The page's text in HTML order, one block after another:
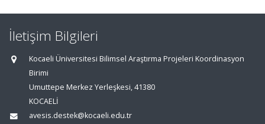
İletişim Bilgileri
Kocaeli Üniversitesi Bilimsel Araştırma Projeleri Koordinasyon
Birimi
Umuttepe Merkez Yerleşkesi, 41380
KOCAELİ
avesis.destek@kocaeli.edu.tr